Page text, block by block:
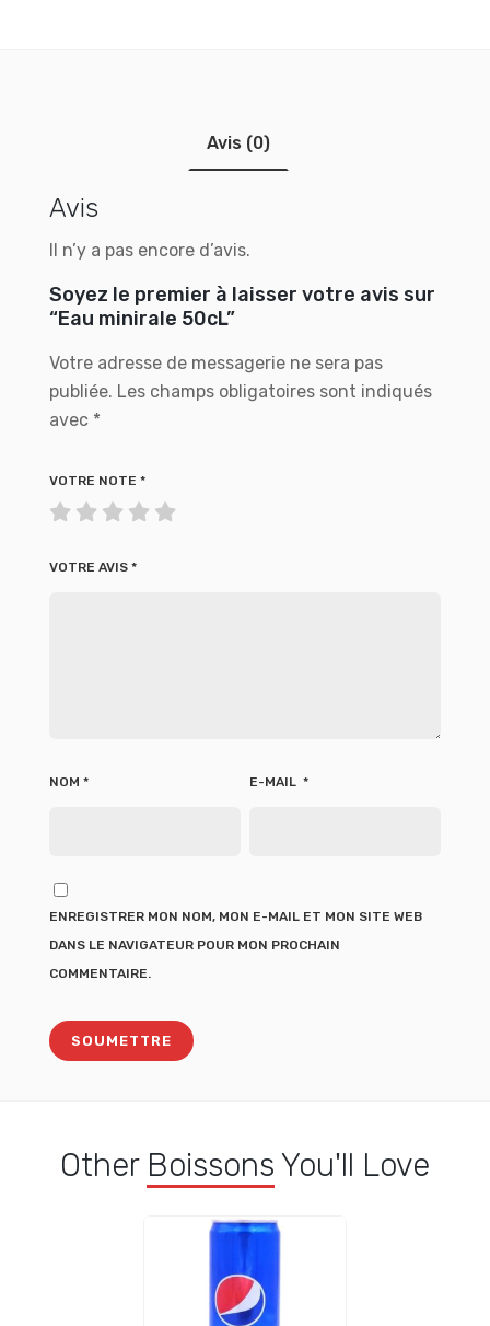
Avis (0)
Avis
Il n’y a pas encore d’avis.
Soyez le premier à laisser votre avis sur
“Eau minirale 50cL”
Votre adresse de messagerie ne sera pas
publiée. Les champs obligatoires sont indiqués
avec *
VOTRE NOTE *
VOTRE AVIS *
NOM * E-MAIL *
ENREGISTRER MON NOM, MON E-MAIL ET MON SITE WEB
DANS LE NAVIGATEUR POUR MON PROCHAIN
COMMENTAIRE.
Other Boissons You'll Love